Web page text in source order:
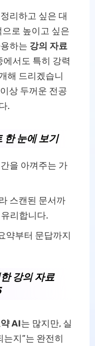
리하고 싶은 대
로 높이고 싶은
하는 강의 자료
에서도 특히 강력
해 드리겠습니
상 두꺼운 전공
.
한 눈에 보기
을 아껴주는 가
스캔된 문서까
리합니다.
약부터 문답까지
강의 자료
AI는 많지만, 실
지”는 완전히